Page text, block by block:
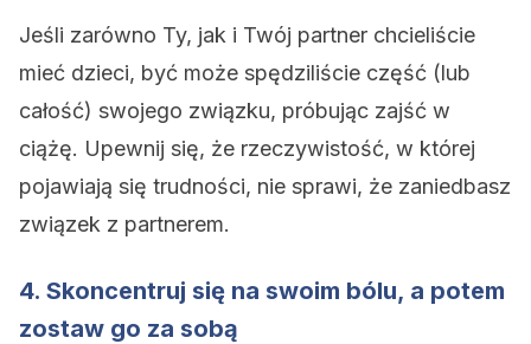
Jeśli zarówno Ty, jak i Twój partner chcieliście
mieć dzieci, być może spędziliście część (lub
całość) swojego związku, próbując zajść w
ciążę. Upewnij się, że rzeczywistość, w której
pojawiają się trudności, nie sprawi, że zaniedbasz
związek z partnerem.
4. Skoncentruj się na swoim bólu, a potem
zostaw go za sobą